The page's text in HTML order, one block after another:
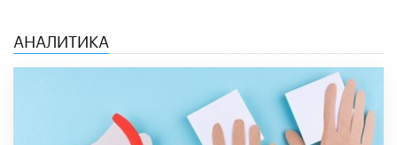
АНАЛИТИКА